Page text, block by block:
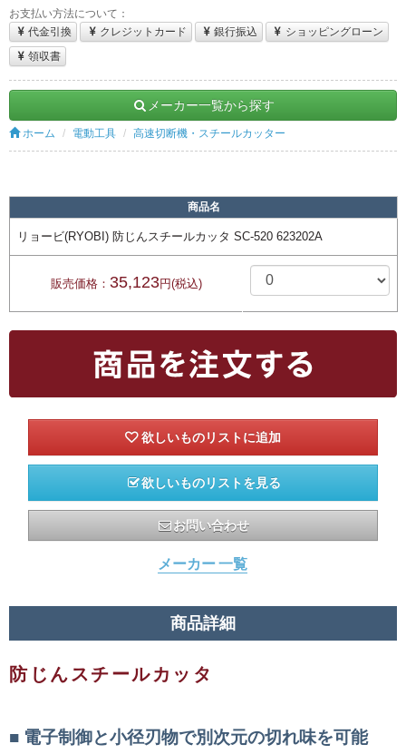
お支払い方法について：
代金引換
クレジットカード 銀行振込
ショッピングローン
領収書
メーカー一覧から探す
ホーム 電動工具 高速切断機・スチールカッター
商品名
リョービ(RYOBI) 防じんスチールカッタ SC-520 623202A
販売価格： 35,123円(税込)
欲しいものリストを見る
お問い合わせ
メーカー 一覧
商品詳細
防じんスチールカッタ
電子制御と小径刃物で別次元の切れ味を可能